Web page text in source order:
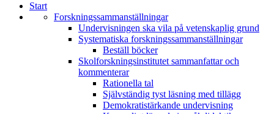
Start
Forskningssammanställningar
Undervisningen ska vila på vetenskaplig grund
Systematiska forskningssammanställningar
Beställ böcker
Skolforskningsinstitutet sammanfattar och
kommenterar
Rationella tal
Självständig tyst läsning med tillägg
Demokratistärkande undervisning